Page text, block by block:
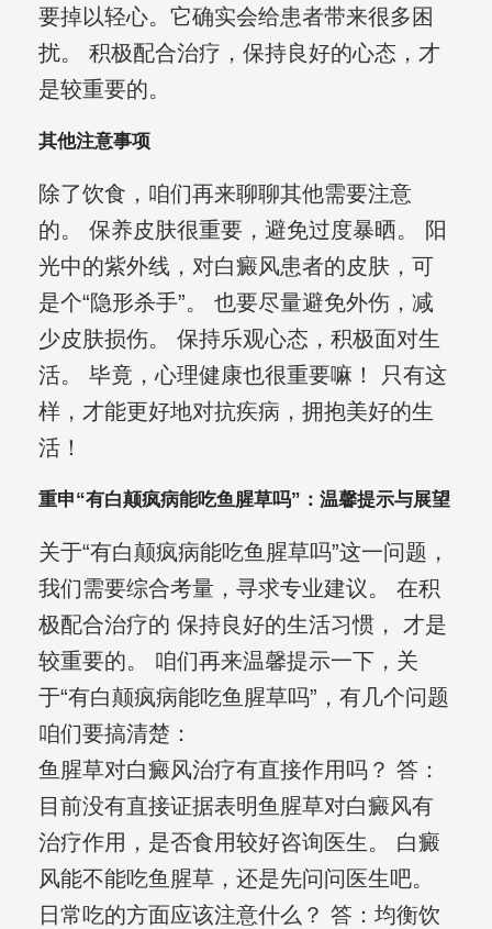
要掉以轻心。它确实会给患者带来很多困
扰。 积极配合治疗，保持良好的心态，才
是较重要的。
其他注意事项
除了饮食，咱们再来聊聊其他需要注意
的。 保养皮肤很重要，避免过度暴晒。 阳
光中的紫外线，对白癜风患者的皮肤，可
是个“隐形杀手”。 也要尽量避免外伤，减
少皮肤损伤。 保持乐观心态，积极面对生
活。 毕竟，心理健康也很重要嘛！ 只有这
样，才能更好地对抗疾病，拥抱美好的生
活！
重申“有白颠疯病能吃鱼腥草吗”：温馨提示与展望
关于“有白颠疯病能吃鱼腥草吗”这一问题，
我们需要综合考量，寻求专业建议。 在积
极配合治疗的 保持良好的生活习惯， 才是
较重要的。 咱们再来温馨提示一下，关
于“有白颠疯病能吃鱼腥草吗”，有几个问题
咱们要搞清楚：
鱼腥草对白癜风治疗有直接作用吗？ 答：
目前没有直接证据表明鱼腥草对白癜风有
治疗作用，是否食用较好咨询医生。 白癜
风能不能吃鱼腥草，还是先问问医生吧。
日常吃的方面应该注意什么？ 答：均衡饮